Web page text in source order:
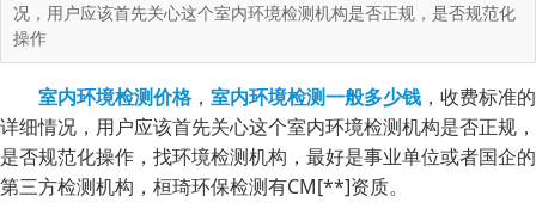
况，用户应该首先关心这个室内环境检测机构是否正规，是否规范化
操作
室内环境检测价格， 室内环境检测一般多少钱 ，收费标准的
详细情况，用户应该首先关心这个室内环境检测机构是否正规，
是否规范化操作，找环境检测机构，最好是事业单位或者国企的
第三方检测机构，桓琦环保检测有CM[**]资质。